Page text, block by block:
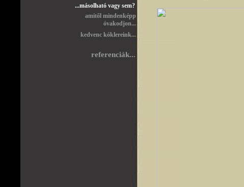
referenciák...
...másolható vagy sem?
amitől mindenképp
óvakodjon...
kedvenc kóklereink...